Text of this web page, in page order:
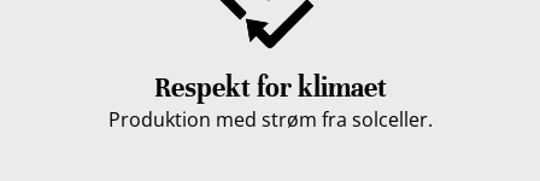
Respekt for klimaet
Produktion med strøm fra solceller.